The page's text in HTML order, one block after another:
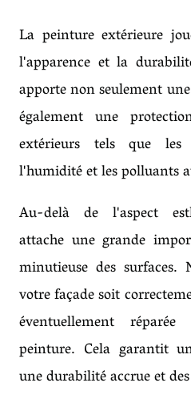
La peinture extérieure
l'apparence et la
apporte non seulement
également une
extérieurs tels que
l'humidité et les polluants
Au-delà de l'aspect
attache une grande
minutieuse des
votre façade soit
éventuellement
peinture. Cela garantit
une durabilité accrue et